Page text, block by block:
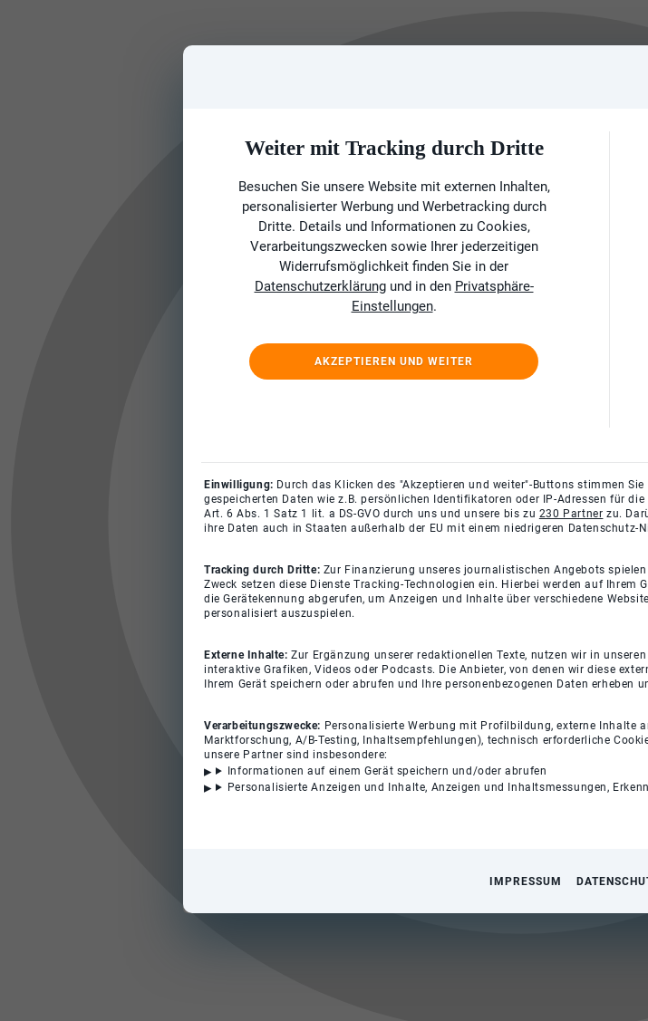
Weiter mit Tracking durch Dritte
Besuchen Sie unsere Website mit externen Inhalten,
personalisierter Werbung und Werbetracking durch
Dritte. Details und Informationen zu Cookies,
Verarbeitungszwecken sowie Ihrer jederzeitigen
Widerrufsmöglichkeit finden Sie in der
Datenschutzerklärungund in den Privatsphäre-
Einstellungen.
AKZEPTIEREN UND WEITER
Einwilligung: Durch das Klicken des "Akzeptieren und weiter"-Buttons stimmen
gespeicherten Daten wie z.B. persönlichen Identifikatoren oder IP-Adressen für
Art. 6 Abs. 1 Satz 1 lit. a DS-GVO durch uns und unsere bis zu 230 Partner zu.
ihre Daten auch in Staaten außerhalb der EU mit einem niedrigeren Datenschutz-
Tracking durch Dritte: Zur Finanzierung unseres journalistischen Angebots
Zweck setzen diese Dienste Tracking-Technologien ein. Hierbei werden auf
die Gerätekennung abgerufen, um Anzeigen und Inhalte über verschiedene
personalisiert auszuspielen.
Externe Inhalte:Zur Ergänzung unserer redaktionellen Texte, nutzen wir in
interaktive Grafiken, Videos oder Podcasts. Die Anbieter, von denen wir diese
Ihrem Gerät speichern oder abrufen und Ihre personenbezogenen Daten erheben
Verarbeitungszwecke: Personalisierte Werbung mit Profilbildung, externe Inhalte
Marktforschung, A/B-Testing, Inhaltsempfehlungen), technisch erforderliche
unsere Partner sind insbesondere:
Informationen auf einem Gerät speichern und/oder abrufen
Personalisierte Anzeigen und Inhalte, Anzeigen und Inhaltsmessungen,
IMPRESSUM